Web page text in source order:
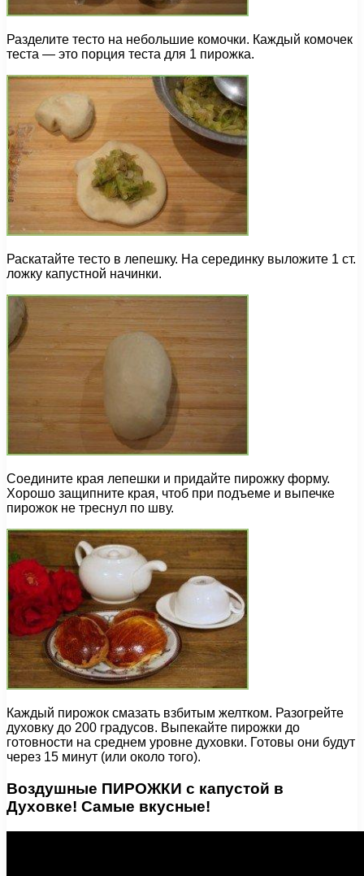
Разделите тесто на небольшие комочки. Каждый комочек
теста — это порция теста для 1 пирожка.
Раскатайте тесто в лепешку. На серединку выложите 1 ст.
ложку капустной начинки.
Соедините края лепешки и придайте пирожку форму.
Хорошо защипните края, чтоб при подъеме и выпечке
пирожок не треснул по шву.
Каждый пирожок смазать взбитым желтком. Разогрейте
духовку до 200 градусов. Выпекайте пирожки до
готовности на среднем уровне духовки. Готовы они будут
через 15 минут (или около того).
Воздушные ПИРОЖКИ с капустой в
Духовке! Самые вкусные!